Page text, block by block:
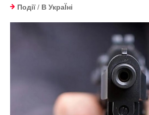
Події/ В УкраЇнi